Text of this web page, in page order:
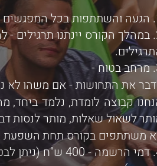
שעות.
-
-
את התחושות - אם משהולא
קבוצה לומדת, נלמד ביחד,
לשאול שאלות, מותר לנסות
משתתפים בקורס תחת השפעת
4. דמי הרשמה -